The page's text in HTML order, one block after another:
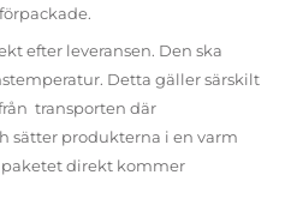
efter leveransen. Den ska
Detta gäller särskilt
transporten där
sätter produkterna i en varm
direkt kommer